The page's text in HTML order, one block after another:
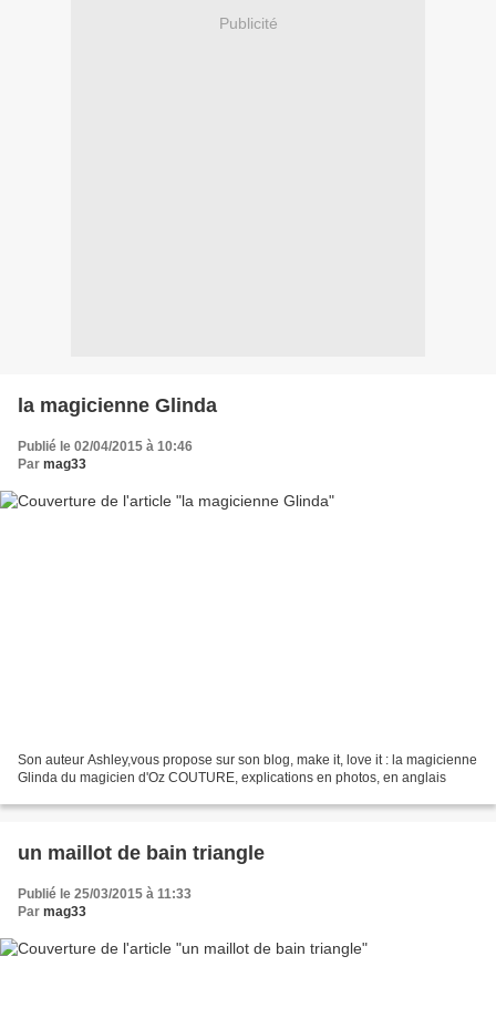
Publicité
la magicienne Glinda
Publié le 02/04/2015 à 10:46
Par mag33
Son auteur Ashley,vous propose sur son blog, make it, love it : la magicienne
Glinda du magicien d'Oz COUTURE, explications en photos, en anglais
un maillot de bain triangle
Publié le 25/03/2015 à 11:33
Par mag33